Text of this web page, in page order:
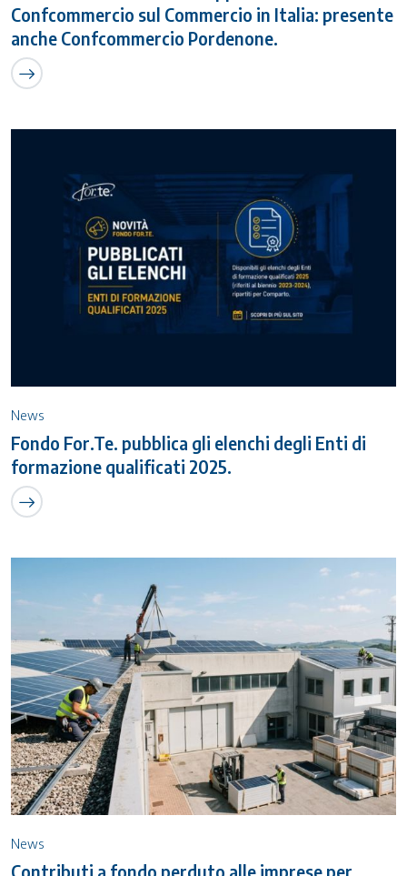
Confcommercio sul Commercio in Italia: presente
anche Confcommercio Pordenone.
News
Fondo For.Te. pubblica gli elenchi degli Enti di
formazione qualificati 2025.
News
Contributi a fondo perduto alle imprese per